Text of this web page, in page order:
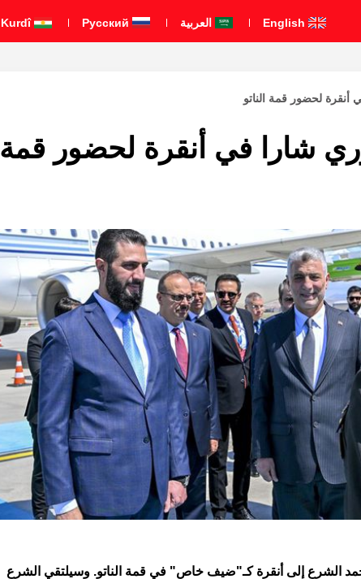
العربية Kurdî
لحضور قمة الناتو
شارا في أنقرة لحضور قمة
الشرع إلى أنقرة كـ"ضيف خاص" في قمة الناتو. وسيلتقي الشرع